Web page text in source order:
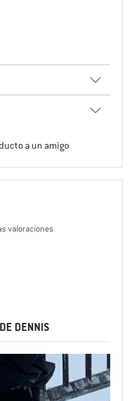
a un amigo
valoraciones
DENNIS